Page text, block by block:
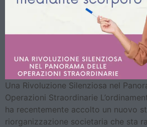
Una Rivoluzione Silenziosa nel
Operazioni Straordinarie
ha recentemente accolto un nuovo
riorganizzazione societaria che sta